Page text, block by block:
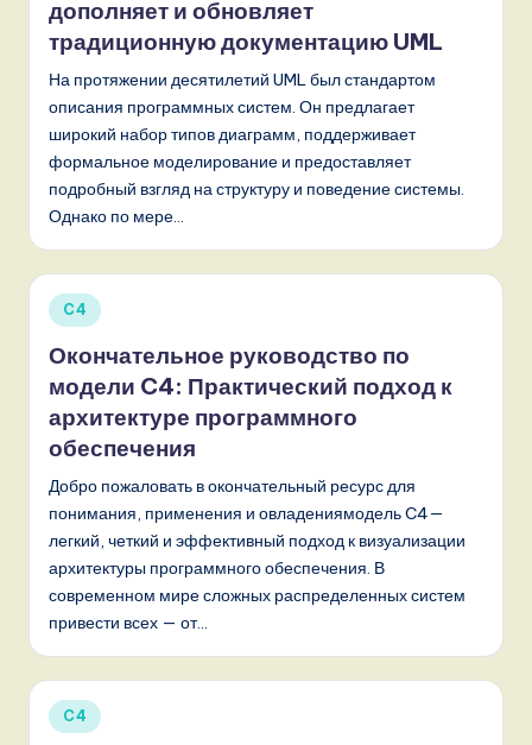
дополняет и обновляет
традиционную документацию UML
На протяжении десятилетий UML был стандартом
описания программных систем. Он предлагает
широкий набор типов диаграмм, поддерживает
формальное моделирование и предоставляет
подробный взгляд на структуру и поведение системы.
Однако по мере…
Опубликовано
C4
Окончательное руководство по
модели C4: Практический подход к
архитектуре программного
обеспечения
Добро пожаловать в окончательный ресурс для
понимания, применения и овладениямодель C4—
легкий, четкий и эффективный подход к визуализации
архитектуры программного обеспечения. В
современном мире сложных распределенных систем
привести всех — от…
Опубликовано
C4